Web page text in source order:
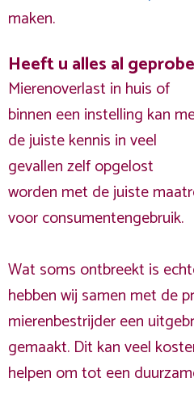
maken.
Heeft u alles al
Mierenoverlast in huis of
binnen een instelling kan
de juiste kennis in veel
gevallen zelf opgelost
worden met de juiste
voor consumentengebruik.
Wat soms ontbreekt is
hebben wij samen met de
mierenbestrijder een
gemaakt. Dit kan veel
helpen om tot een